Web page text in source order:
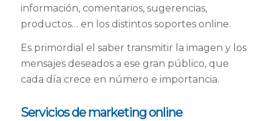
información, comentarios, sugerencias,
productos… en los distintos soportes online.
Es primordial el saber transmitir la imagen y los
mensajes deseados a ese gran público, que
cada día crece en número e importancia.
Servicios de marketing online